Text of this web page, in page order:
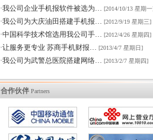
·我公司企业手机报软件被选为… [2014/10/13 星期
·我公司为大庆油田搭建手机报… [2012/9/19 星期三]
·中国科学技术馆选用我公司手… [2012/4/26 星期四]
·让服务更专业 苏商手机财报… [2013/4/7 星期日]
·我公司为武警总医院搭建网络… [2013/2/7 星期四]
合作伙伴 Partners